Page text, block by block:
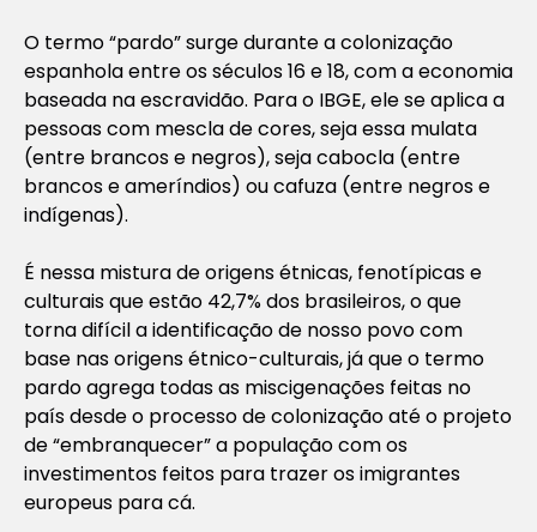
O termo “pardo” surge durante a colonização
espanhola entre os séculos 16 e 18, com a economia
baseada na escravidão. Para o IBGE, ele se aplica a
pessoas com mescla de cores, seja essa mulata
(entre brancos e negros), seja cabocla (entre
brancos e ameríndios) ou cafuza (entre negros e
indígenas).
É nessa mistura de origens étnicas, fenotípicas e
culturais que estão 42,7% dos brasileiros, o que
torna difícil a identificação de nosso povo com
base nas origens étnico-culturais, já que o termo
pardo agrega todas as miscigenações feitas no
país desde o processo de colonização até o projeto
de “embranquecer” a população com os
investimentos feitos para trazer os imigrantes
europeus para cá.